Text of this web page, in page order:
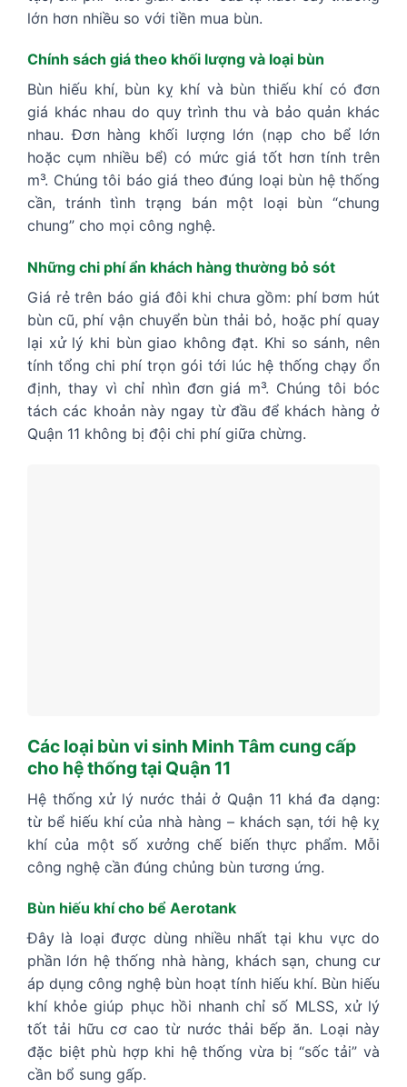
lớn hơn nhiều so với tiền mua bùn.
Chính sách giá theo khối lượng và loại bùn
Bùn hiếu khí, bùn kỵ khí và bùn thiếu khí có đơn
giá khác nhau do quy trình thu và bảo quản khác
nhau. Đơn hàng khối lượng lớn (nạp cho bể lớn
hoặc cụm nhiều bể) có mức giá tốt hơn tính trên
m³. Chúng tôi báo giá theo đúng loại bùn hệ thống
cần, tránh tình trạng bán một loại bùn “chung
chung” cho mọi công nghệ.
Những chi phí ẩn khách hàng thường bỏ sót
Giá rẻ trên báo giá đôi khi chưa gồm: phí bơm hút
bùn cũ, phí vận chuyển bùn thải bỏ, hoặc phí quay
lại xử lý khi bùn giao không đạt. Khi so sánh, nên
tính tổng chi phí trọn gói tới lúc hệ thống chạy ổn
định, thay vì chỉ nhìn đơn giá m³. Chúng tôi bóc
tách các khoản này ngay từ đầu để khách hàng ở
Quận 11 không bị đội chi phí giữa chừng.
Các loại bùn vi sinh Minh Tâm cung cấp
cho hệ thống tại Quận 11
Hệ thống xử lý nước thải ở Quận 11 khá đa dạng:
từ bể hiếu khí của nhà hàng – khách sạn, tới hệ kỵ
khí của một số xưởng chế biến thực phẩm. Mỗi
công nghệ cần đúng chủng bùn tương ứng.
Bùn hiếu khí cho bể Aerotank
Đây là loại được dùng nhiều nhất tại khu vực do
phần lớn hệ thống nhà hàng, khách sạn, chung cư
áp dụng công nghệ bùn hoạt tính hiếu khí. Bùn hiếu
khí khỏe giúp phục hồi nhanh chỉ số MLSS, xử lý
tốt tải hữu cơ cao từ nước thải bếp ăn. Loại này
đặc biệt phù hợp khi hệ thống vừa bị “sốc tải” và
cần bổ sung gấp.